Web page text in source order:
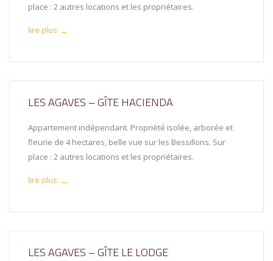
place : 2 autres locations et les propriétaires.
lire plus →
LES AGAVES – GÎTE HACIENDA
Appartement indépendant. Propriété isolée, arborée et
fleurie de 4 hectares, belle vue sur les Bessillons. Sur
place : 2 autres locations et les propriétaires.
lire plus →
LES AGAVES – GÎTE LE LODGE